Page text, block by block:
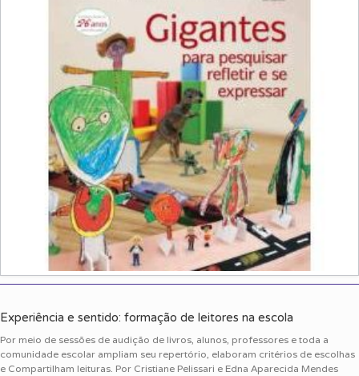
Experiência e sentido: formação de leitores na escola
Por meio de sessões de audição de livros, alunos, professores e toda a
comunidade escolar ampliam seu repertório, elaboram critérios de escolhas
e Compartilham leituras. Por Cristiane Pelissari e Edna Aparecida Mendes